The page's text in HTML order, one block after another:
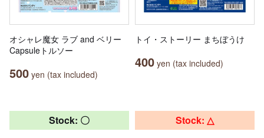
オシャレ魔女 ラブ and ベリー
Capsuleトルソー
500 yen (tax included)
トイ・ストーリー まちぼうけ
400 yen (tax included)
Stock: 〇 Stock: △